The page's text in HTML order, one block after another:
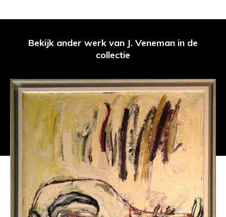
Bekijk ander werk van J. Veneman in de
collectie